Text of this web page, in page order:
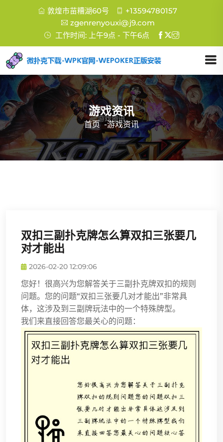
敦煌市苗糟湖60号
+13594780157
zgenrenyouxi@j9.com
工作时间: 上午9点 - 下午6点
游戏资讯
首页 -游戏资讯
双扣三副扑克牌怎么算双扣三张要几
对才能出
2026-02-20 12:09:06
您好！很高兴为您解答关于三副扑克牌双扣的规则
问题。您的问题“双扣三张要几对才能出”非常具
体，这涉及到三副牌玩法中的一个特殊牌型。
我们来直接回答您最关心的问题：